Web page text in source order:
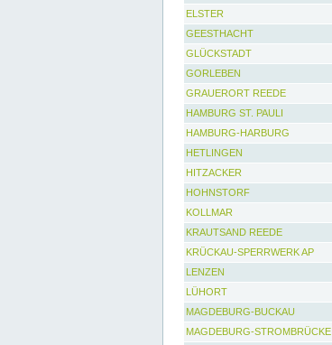
ELSTER
GEESTHACHT
GLÜCKSTADT
GORLEBEN
GRAUERORT REEDE
HAMBURG ST. PAULI
HAMBURG-HARBURG
HETLINGEN
HITZACKER
HOHNSTORF
KOLLMAR
KRAUTSAND REEDE
KRÜCKAU-SPERRWERK AP
LENZEN
LÜHORT
MAGDEBURG-BUCKAU
MAGDEBURG-STROMBRÜCKE